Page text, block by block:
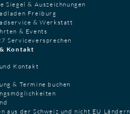
Siegel & Auszeichnungen
Freiburg
& Werkstatt
& Events
Serviceversprechen
Kontakt
Kontakt
& Termine buchen
aus der Schweiz und nicht EU Ländern